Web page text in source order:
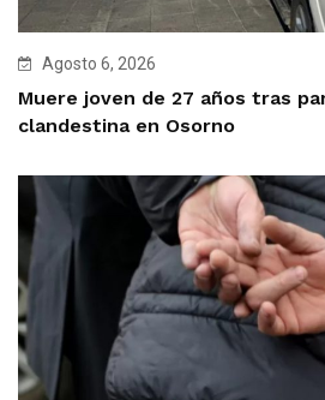
Agosto 6, 2026
Muere joven de 27 años tras
clandestina en Osorno